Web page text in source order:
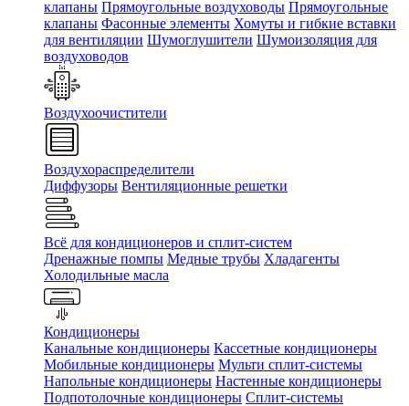
клапаны Прямоугольные воздуховоды Прямоугольные
клапаны Фасонные элементы Хомуты и гибкие вставки
для вентиляции Шумоглушители Шумоизоляция для
воздуховодов
Воздухоочистители
Воздухораспределители
Диффузоры Вентиляционные решетки
Всё для кондиционеров и сплит-систем
Дренажные помпы Медные трубы Хладагенты
Холодильные масла
Кондиционеры
Канальные кондиционеры Кассетные кондиционеры
Мобильные кондиционеры Мульти сплит-системы
Напольные кондиционеры Настенные кондиционеры
Подпотолочные кондиционеры Сплит-системы